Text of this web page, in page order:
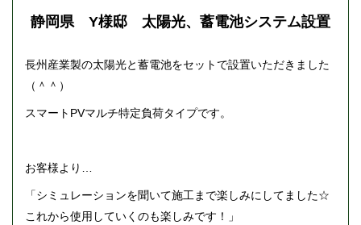
静岡県 Y様邸 太陽光、蓄電池システム設置
長州産業製の太陽光と蓄電池をセットで設置いただきました
（＾＾）
スマートPVマルチ特定負荷タイプです。
お客様より…
「シミュレーションを聞いて施工まで楽しみにしてました☆
これから使用していくのも楽しみです！」